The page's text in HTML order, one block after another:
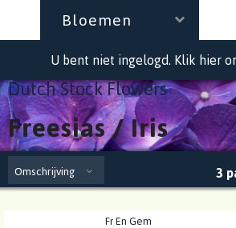
Bloemen
U bent niet ingelogd. Klik hier
Dutch Stock Flowers
Freesias / Iris
Omschrijving 3
Fr En Gem